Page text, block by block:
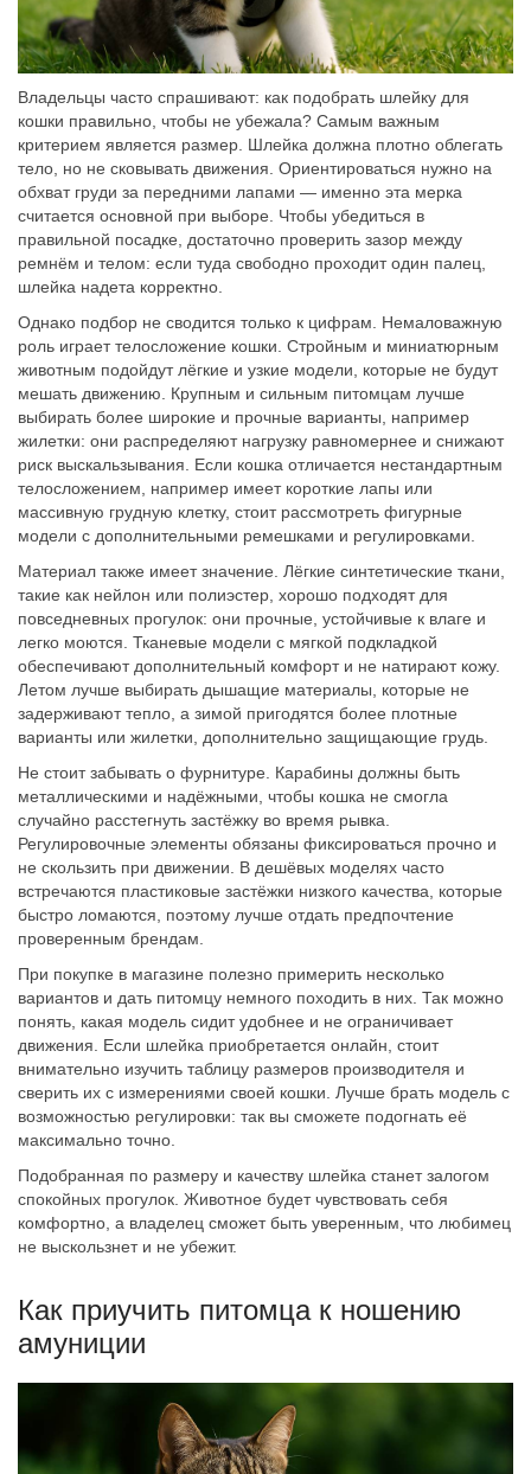
Владельцы часто спрашивают: как подобрать шлейку для
кошки правильно, чтобы не убежала? Самым важным
критерием является размер. Шлейка должна плотно облегать
тело, но не сковывать движения. Ориентироваться нужно на
обхват груди за передними лапами — именно эта мерка
считается основной при выборе. Чтобы убедиться в
правильной посадке, достаточно проверить зазор между
ремнём и телом: если туда свободно проходит один палец,
шлейка надета корректно.
Однако подбор не сводится только к цифрам. Немаловажную
роль играет телосложение кошки. Стройным и миниатюрным
животным подойдут лёгкие и узкие модели, которые не будут
мешать движению. Крупным и сильным питомцам лучше
выбирать более широкие и прочные варианты, например
жилетки: они распределяют нагрузку равномернее и снижают
риск выскальзывания. Если кошка отличается нестандартным
телосложением, например имеет короткие лапы или
массивную грудную клетку, стоит рассмотреть фигурные
модели с дополнительными ремешками и регулировками.
Материал также имеет значение. Лёгкие синтетические ткани,
такие как нейлон или полиэстер, хорошо подходят для
повседневных прогулок: они прочные, устойчивые к влаге и
легко моются. Тканевые модели с мягкой подкладкой
обеспечивают дополнительный комфорт и не натирают кожу.
Летом лучше выбирать дышащие материалы, которые не
задерживают тепло, а зимой пригодятся более плотные
варианты или жилетки, дополнительно защищающие грудь.
Не стоит забывать о фурнитуре. Карабины должны быть
металлическими и надёжными, чтобы кошка не смогла
случайно расстегнуть застёжку во время рывка.
Регулировочные элементы обязаны фиксироваться прочно и
не скользить при движении. В дешёвых моделях часто
встречаются пластиковые застёжки низкого качества, которые
быстро ломаются, поэтому лучше отдать предпочтение
проверенным брендам.
При покупке в магазине полезно примерить несколько
вариантов и дать питомцу немного походить в них. Так можно
понять, какая модель сидит удобнее и не ограничивает
движения. Если шлейка приобретается онлайн, стоит
внимательно изучить таблицу размеров производителя и
сверить их с измерениями своей кошки. Лучше брать модель с
возможностью регулировки: так вы сможете подогнать её
максимально точно.
Подобранная по размеру и качеству шлейка станет залогом
спокойных прогулок. Животное будет чувствовать себя
комфортно, а владелец сможет быть уверенным, что любимец
не выскользнет и не убежит.
Как приучить питомца к ношению
амуниции